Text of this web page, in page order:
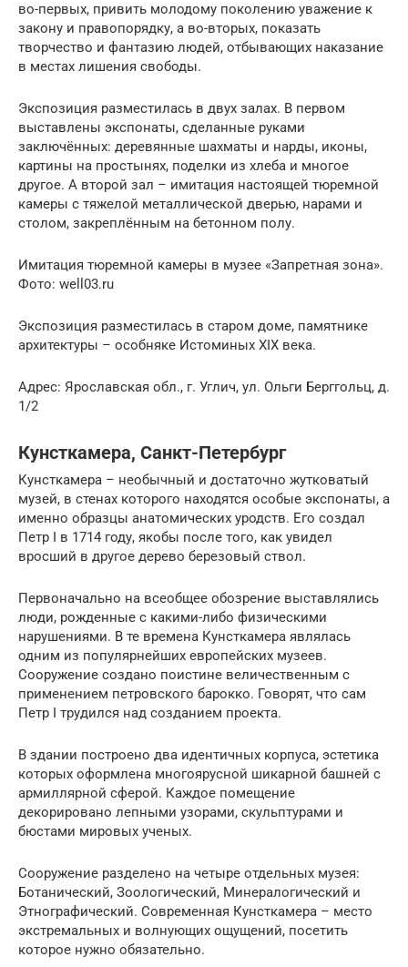
во-первых, привить молодому поколению уважение к
закону и правопорядку, а во-вторых, показать
творчество и фантазию людей, отбывающих наказание
в местах лишения свободы.
Экспозиция разместилась в двух залах. В первом
выставлены экспонаты, сделанные руками
заключённых: деревянные шахматы и нарды, иконы,
картины на простынях, поделки из хлеба и многое
другое. А второй зал – имитация настоящей тюремной
камеры с тяжелой металлической дверью, нарами и
столом, закреплённым на бетонном полу.
Имитация тюремной камеры в музее «Запретная зона».
Фото: well03.ru
Экспозиция разместилась в старом доме, памятнике
архитектуры – особняке Истоминых XIX века.
Адрес: Ярославская обл., г. Углич, ул. Ольги Берггольц, д.
1/2
Кунсткамера, Санкт-Петербург
Кунсткамера – необычный и достаточно жутковатый
музей, в стенах которого находятся особые экспонаты, а
именно образцы анатомических уродств. Его создал
Петр I в 1714 году, якобы после того, как увидел
вросший в другое дерево березовый ствол.
Первоначально на всеобщее обозрение выставлялись
люди, рожденные с какими-либо физическими
нарушениями. В те времена Кунсткамера являлась
одним из популярнейших европейских музеев.
Сооружение создано поистине величественным с
применением петровского барокко. Говорят, что сам
Петр I трудился над созданием проекта.
В здании построено два идентичных корпуса, эстетика
которых оформлена многоярусной шикарной башней с
армиллярной сферой. Каждое помещение
декорировано лепными узорами, скульптурами и
бюстами мировых ученых.
Сооружение разделено на четыре отдельных музея:
Ботанический, Зоологический, Минералогический и
Этнографический. Современная Кунсткамера – место
экстремальных и волнующих ощущений, посетить
которое нужно обязательно.